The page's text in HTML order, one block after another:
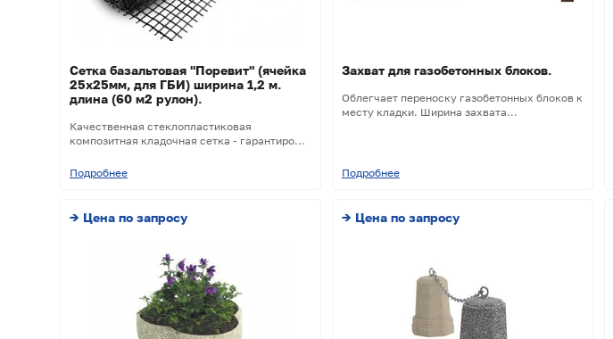
Сетка базальтовая "Поревит" (ячейка
25х25мм, для ГБИ) ширина 1,2 м.
длина (60 м2 рулон).
Качественная стеклопластиковая
композитная кладочная сетка - гарантиро...
Подробнее
Захват для газобетонных блоков.
Облегчает переноску газобетонных блоков к
месту кладки. Ширина захвата...
Подробнее
→ Цена по запросу → Цена по запросу